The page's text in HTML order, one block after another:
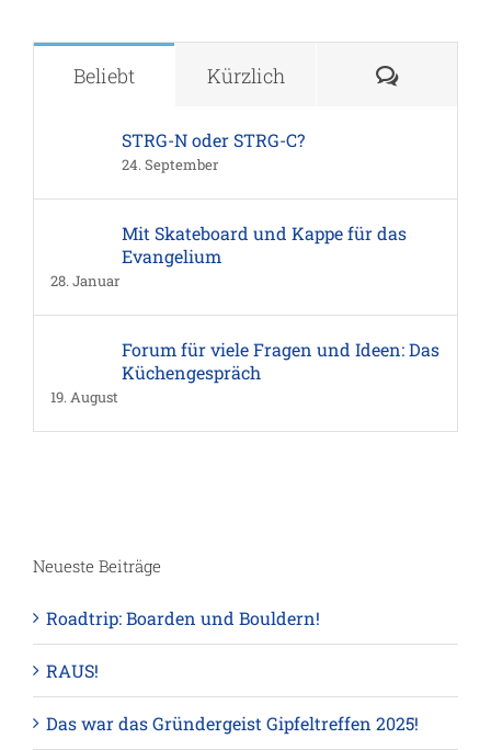
Beliebt Kürzlich
STRG-N oder STRG-C?
24. September
Mit Skateboard und Kappe für das
Evangelium
28. Januar
Forum für viele Fragen und Ideen: Das
Küchengespräch
19. August
Neueste Beiträge
Roadtrip: Boarden und Bouldern!
RAUS!
Das war das Gründergeist Gipfeltreffen 2025!